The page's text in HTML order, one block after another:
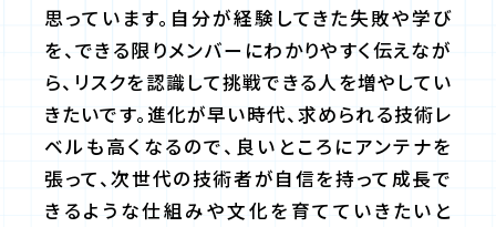
思っています。自分が経験してきた失敗や学び
を、できる限りメンバーにわかりやすく伝えなが
ら、リスクを認識して挑戦できる人を増やしてい
きたいです。進化が早い時代、求められる技術レ
ベルも高くなるので、良いところにアンテナを
張って、次世代の技術者が自信を持って成長で
きるような仕組みや文化を育てていきたいと